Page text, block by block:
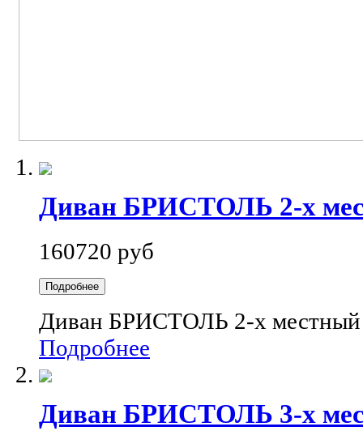
Диван БРИСТОЛЬ 2-х
160720 руб
Подробнее
Диван БРИСТОЛЬ 2-х местный
Подробнее
Диван БРИСТОЛЬ 3-х